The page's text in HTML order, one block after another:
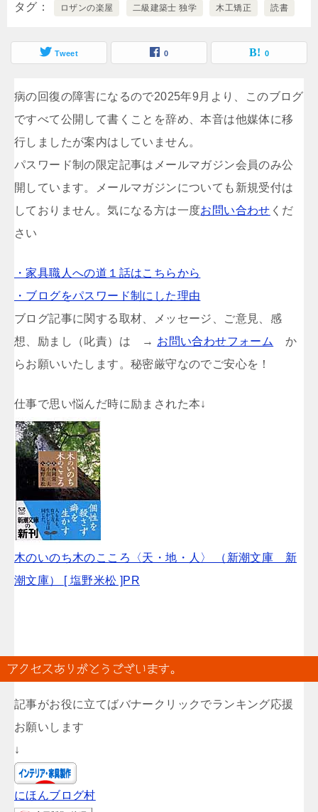
タグ ロザンの楽屋 二級建築士 独学 木工矯正 読書
Tweet 0 0
病の回復の障害になるので2025年9月より、このブログ
ですべて公開して書くことを辞め、本音は他媒体に移
行しましたが案内はしていません。
パスワード制の限定記事はメールマガジン会員のみ公
開しています。メールマガジンについても新規受付は
しておりません。気になる方は一度お問い合わせ くだ
さい
・家具職人への道１話はこちらから
・ブログをパスワード制にした理由
ブログ記事に関する取材、メッセージ、ご意見、感
想、励まし（叱責）は → お問い合わせフォーム
か
らお願いいたします。秘密厳守なのでご安心を！
仕事で思い悩んだ時に励まされた本↓
木のいのち木のこころ〈天・地・人〉 （新潮文庫 新
潮文庫） [ 塩野米松 ]PR
アクセスありがとうございます。
記事がお役に立てばバナークリックでランキング応援
お願いします
↓
にほんブログ村